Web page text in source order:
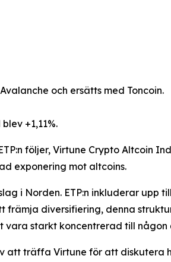
och ersätts med Toncoin.
+1,11%.
följer, Virtune Crypto Altcoin
exponering mot altcoins.
i Norden. ETP:n inkluderar
främja diversifiering, denna
starkt koncentrerad till
att träffa Virtune för att diskutera